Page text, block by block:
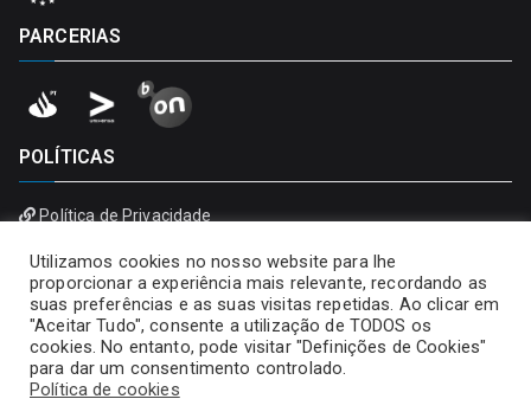
PARCERIAS
POLÍTICAS
Política de Privacidade
Utilizamos cookies no nosso website para lhe
proporcionar a experiência mais relevante, recordando as
suas preferências e as suas visitas repetidas. Ao clicar em
"Aceitar Tudo", consente a utilização de TODOS os
cookies. No entanto, pode visitar "Definições de Cookies"
para dar um consentimento controlado.
Política de cookies